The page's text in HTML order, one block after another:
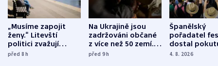
„Musíme zapojit
ženy.“ Litevští
politici zvažují
dohodu o
před 8h
Na Ukrajině jsou
zadržováni občané
z více než 50 zemí.
Bojovali na straně
před 9h
Španělský
pořadatel
dostal
nekalé
4. 8. 2026